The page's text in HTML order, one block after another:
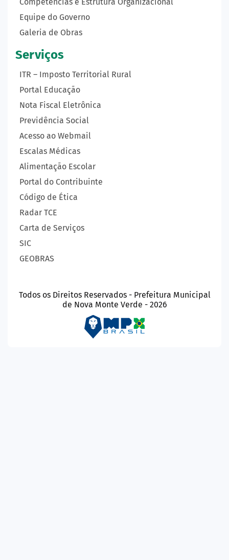
Equipe do Governo
Galeria de Obras
Serviços
ITR – Imposto Territorial Rural
Portal Educação
Nota Fiscal Eletrônica
Previdência Social
Acesso ao Webmail
Escalas Médicas
Alimentação Escolar
Portal do Contribuinte
Código de Ética
Radar TCE
Carta de Serviços
SIC
GEOBRAS
Todos os Direitos Reservados - Prefeitura Municipal
de Nova Monte Verde - 2026